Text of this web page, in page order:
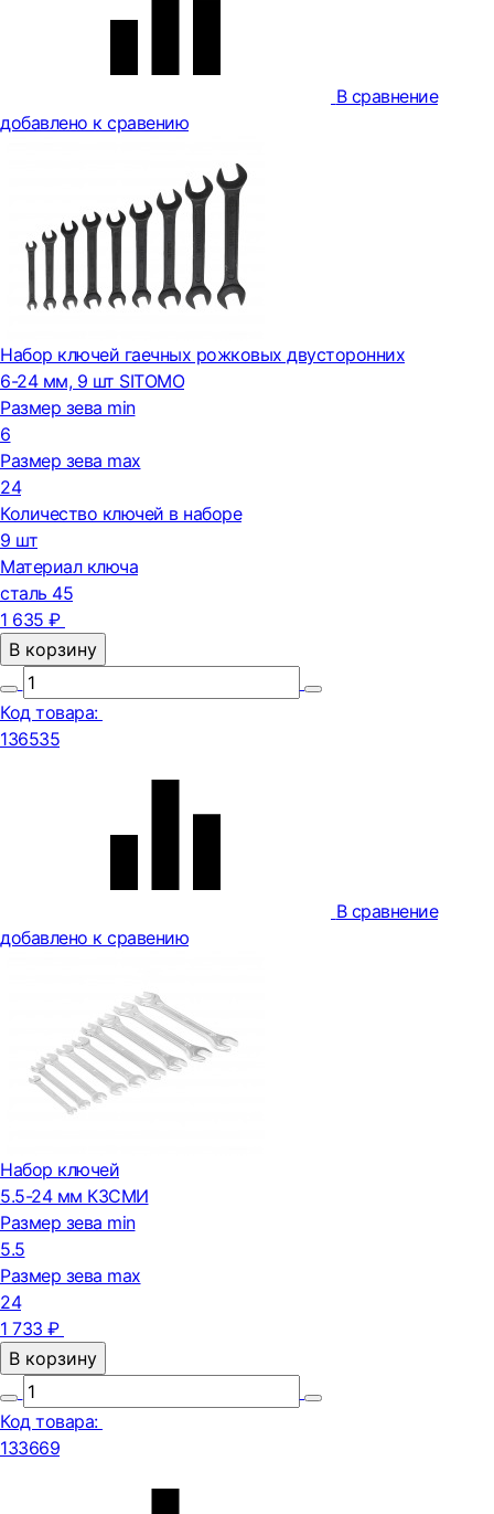
В сравнение
добавлено к сравению
Набор ключей гаечных рожковых двусторонних
6-24 мм, 9 шт SITOMO
Размер зева min
6
Размер зева max
24
Количество ключей в наборе
9 шт
Материал ключа
сталь 45
1 635 ₽
В корзину
Код товара:
136535
В сравнение
добавлено к сравению
Набор ключей
5.5-24 мм КЗСМИ
Размер зева min
5.5
Размер зева max
24
1 733 ₽
В корзину
Код товара:
133669